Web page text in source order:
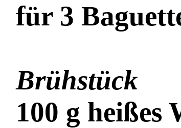
für 3
Brühstück
100 g heißes